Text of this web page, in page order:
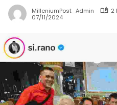
MilleniumPost_Admin
2
07/11/2024